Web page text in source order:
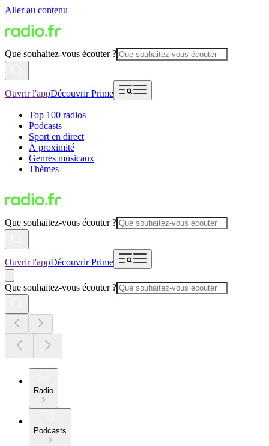
Aller au contenu
Que souhaitez-vous écouter ?
Ouvrir l'appDécouvrir Prime
Top 100 radios
Podcasts
Sport en direct
À proximité
Genres musicaux
Thèmes
Que souhaitez-vous écouter ?
Ouvrir l'appDécouvrir Prime
Que souhaitez-vous écouter ?
Radio
Podcasts